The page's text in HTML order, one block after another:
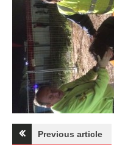
Navegação
Previous article